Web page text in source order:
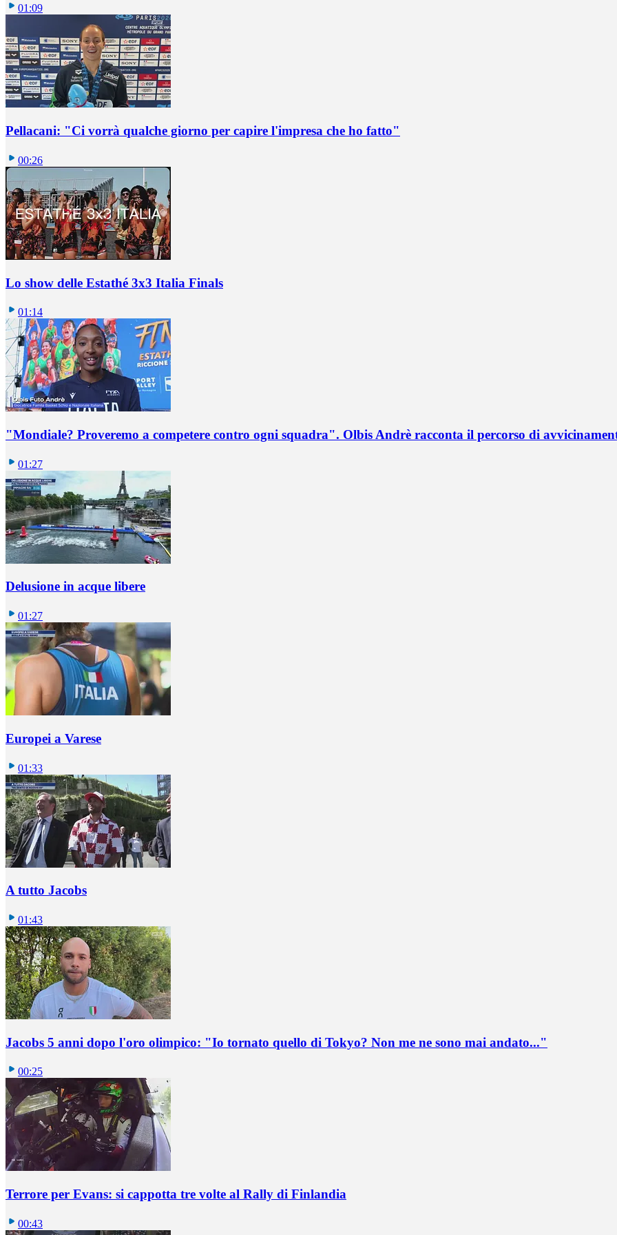
01:09
Pellacani: "Ci vorrà qualche giorno per capire l'impresa che ho fatto"
00:26
Lo show delle Estathé 3x3 Italia Finals
01:14
"Mondiale? Proveremo a competere contro ogni squadra". Olbis Andrè racconta il percorso di
01:27
Delusione in acque libere
01:27
Europei a Varese
01:33
A tutto Jacobs
01:43
Jacobs 5 anni dopo l'oro olimpico: "Io tornato quello di Tokyo? Non me ne sono mai andato..."
00:25
Terrore per Evans: si cappotta tre volte al Rally di Finlandia
00:43